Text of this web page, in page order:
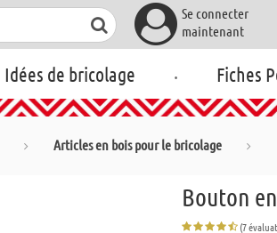
Se connecter
maintenant
Idées de bricolage . Fiches
Articles en bois pour le bricolage
Bouton
(7